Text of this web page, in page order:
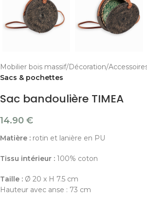
Mobilier bois massif Décoration
Sacs & pochettes
Sac bandoulière TIMEA
14.90 €
Matière : rotin et lanière en PU
Tissu intérieur : 100% coton
Taille : Ø 20 x H 7.5 cm
Hauteur avec anse : 73 cm